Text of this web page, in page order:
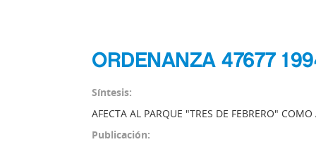
ORDENANZA 47677
Síntesis:
AFECTA AL PARQUE "TRES DE FEBRERO"
Publicación: